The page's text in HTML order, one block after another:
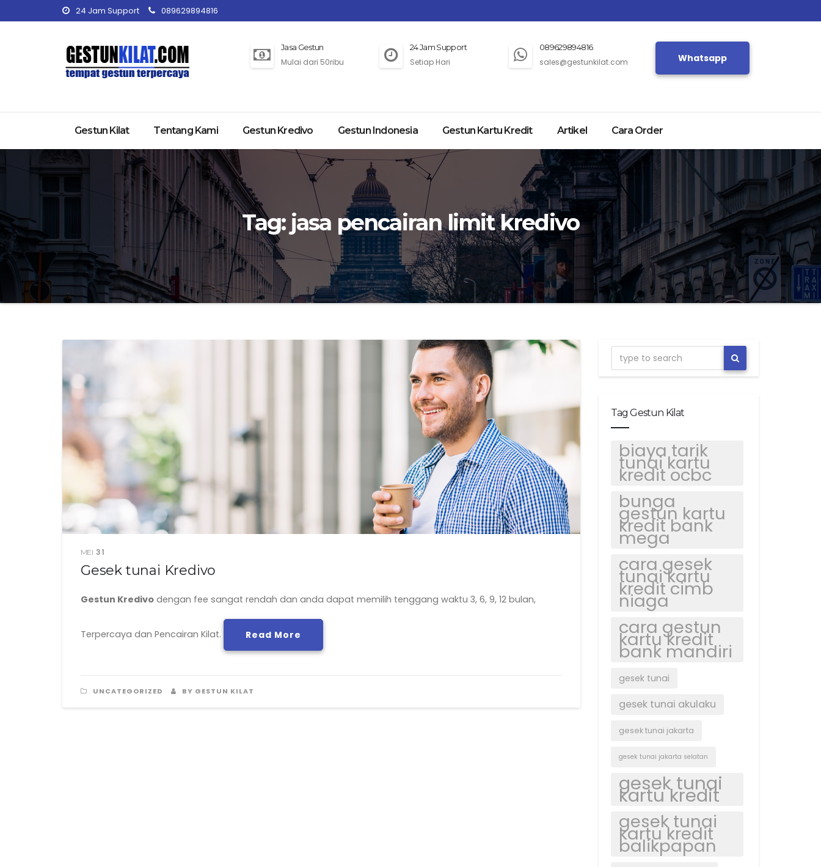
24 Jam Support 089629894816
Jasa Gestun
Mulai dari 50ribu
24 Jam Support
Setiap Hari
089629894816
sales@gestunkilat.com Whatsapp
Gestun Kilat Tentang Kami Gestun Kredivo Gestun Indonesia Gestun Kartu Kredit Artikel Cara Order
Tag: jasa pencairan limit kredivo
MEI 31
Gesek tunai Kredivo
Gestun Kredivo dengan fee sangat rendah dan anda dapat memilih tenggang waktu 3, 6, 9, 12 bulan,
Terpercaya dan Pencairan Kilat. Read More
UNCATEGORIZED BY GESTUN KILAT
Tag Gestun Kilat
biaya tarik
tunai kartu
kredit ocbc
bunga
gestun kartu
kredit bank
mega
cara gesek
tunai kartu
kredit cimb
niaga
cara gestun
kartu kredit
bank mandiri
gesek tunai
gesek tunai akulaku
gesek tunai jakarta
gesek tunai jakarta selatan
gesek tunai
kartu kredit
gesek tunai
kartu kredit
balikpapan